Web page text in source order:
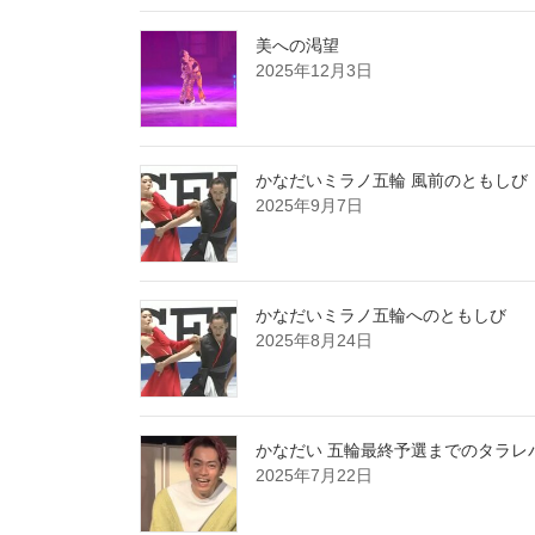
美への渇望
2025年12月3日
かなだいミラノ五輪 風前のともしび
2025年9月7日
かなだいミラノ五輪へのともしび
2025年8月24日
かなだい 五輪最終予選までのタラレ
2025年7月22日